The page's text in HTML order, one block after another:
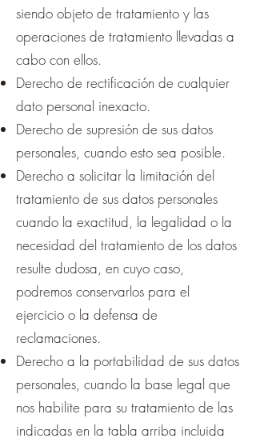
siendo objeto de tratamiento y las
operaciones de tratamiento llevadas a
cabo con ellos.
Derecho de rectificación de cualquier
dato personal inexacto.
Derecho de supresión de sus datos
personales, cuando esto sea posible.
Derecho a solicitar la limitación del
tratamiento de sus datos personales
cuando la exactitud, la legalidad o la
necesidad del tratamiento de los datos
resulte dudosa, en cuyo caso,
podremos conservarlos para el
ejercicio o la defensa de
reclamaciones.
Derecho a la portabilidad de sus datos
personales, cuando la base legal que
nos habilite para su tratamiento de las
indicadas en la tabla arriba incluida